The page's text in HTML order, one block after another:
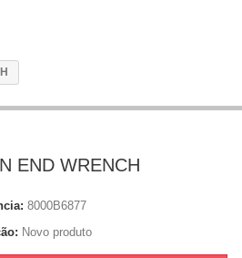
END WRENCH
8000B6877
Novo produto